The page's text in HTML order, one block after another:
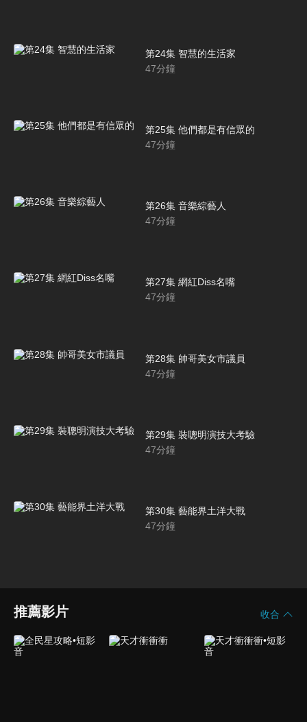
第24集 智慧的生活家
47分鐘
第25集 他們都是有信眾的
47分鐘
第26集 音樂綜藝人
47分鐘
第27集 網紅Diss名嘴
47分鐘
第28集 帥哥美女市議員
47分鐘
第29集 裝聰明演技大考驗
47分鐘
第30集 藝能界土洋大戰
47分鐘
推薦影片 收合